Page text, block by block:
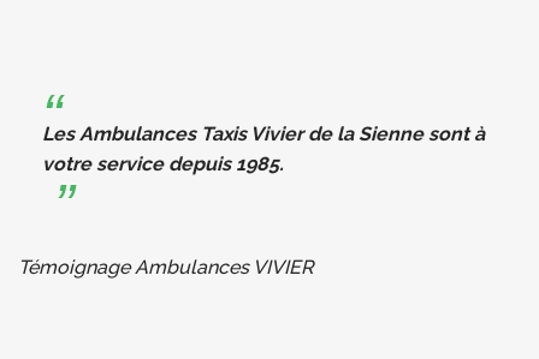
Les Ambulances Taxis Vivier de la Sienne sont à
votre service depuis 1985.
Témoignage Ambulances VIVIER